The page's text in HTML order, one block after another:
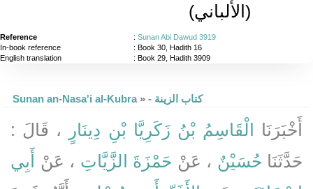
(الألباني)
Reference : Sunan Abi Dawud 3919
In-book reference
: Book 30, Hadith 16
English translation
: Book 29, Hadith 3909
Sunan an-Nasa'i al-Kubra» - كتاب الزينة
أَخْبَرَنَا الْقَاسِمُ بْنُ زَكَرِيَّا بْنِ دِينَارٍ
، قَالَ :
حَدَّثَنَا حُسَيْنٌ ، عَنْ حَمْزَةَ الزَّيَّاتِ ، عَنْ أَبِي